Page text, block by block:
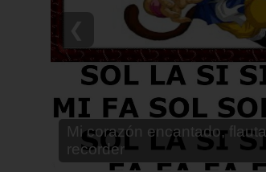
Notas para flauta (ES):